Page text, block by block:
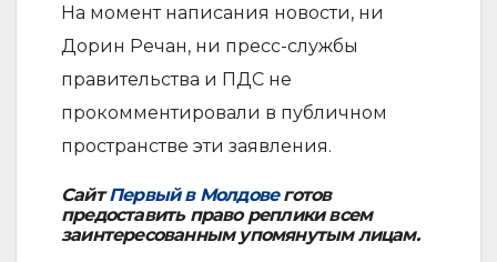
На момент написания новости, ни
Дорин Речан, ни пресс-службы
правительства и ПДС не
прокомментировали в публичном
пространстве эти заявления.
СайтПервый в Молдовеготов
предоставить право реплики всем
заинтересованным упомянутым лицам.